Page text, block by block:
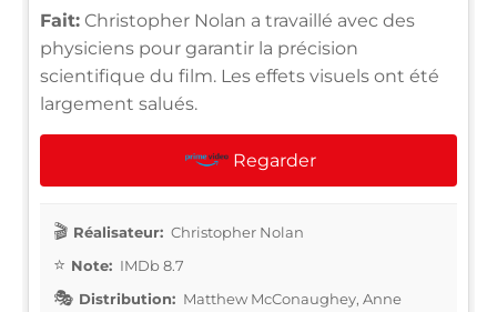
Fait: Christopher Nolan a travaillé avec des
physiciens pour garantir la précision
scientifique du film. Les effets visuels ont été
largement salués.
Regarder
Réalisateur: Christopher Nolan
Note: IMDb 8.7
Distribution: Matthew McConaughey, Anne